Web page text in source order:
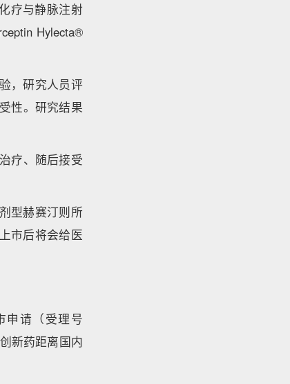
疗与静脉注射
Hylecta®
，研究人员评
性。研究结果
疗、随后接受
型赫赛汀则所
市后将会给医
申请（受理号
新药距离国内